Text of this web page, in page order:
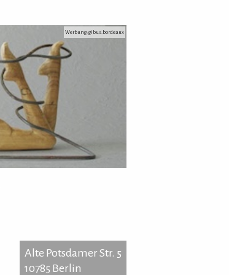
Werbung: gibus.bordeaux
Alte Potsdamer Str. 5
10785 Berlin